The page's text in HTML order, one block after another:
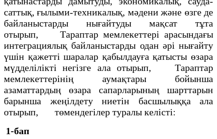
саттық, ғылыми-техникалық, мәдени және өзге де
байланыстарды нығайтуды мақсат тұта
отырып, Тараптар мемлекеттерi арасындағы
интеграциялық байланыстарды одан әрi нығайту
үшiн қажеттi шаралар қабылдауға қатысты өзара
мүдделiлiктi негiзге ала отырып, Тараптар
мемлекеттерiнiң аумақтары бойынша
азаматтардың өзара сапарларының шарттарын
барынша жеңiлдету ниетiн басшылыққа ала
отырып, төмендегiлер туралы келiстi:
1-бап